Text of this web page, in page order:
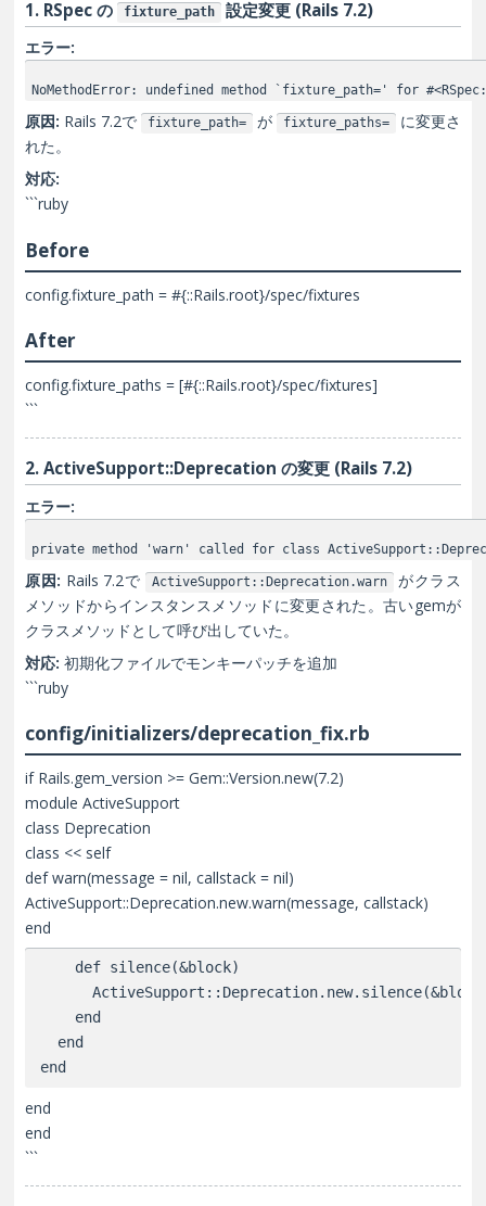
1. RSpec の fixture_path 設定変更 (Rails 7.2)
エラー:
NoMethodError: undefined method `fixture_path=' for
原因: Rails 7.2で fixture_path= が fixture_paths=
に変更さ
れた。
対応:
```ruby
Before
config.fixture_path = #{::Rails.root}/spec/fixtures
After
config.fixture_paths = [#{::Rails.root}/spec/fixtures]
```
2. ActiveSupport::Deprecation の変更 (Rails 7.2)
エラー:
private method 'warn' called for class
原因: Rails 7.2で ActiveSupport::Deprecation.warn がクラス
メソッドからインスタンスメソッドに変更された。古いgemが
クラスメソッドとして呼び出していた。
対応: 初期化ファイルでモンキーパッチを追加
```ruby
config/initializers/deprecation_fix.rb
if Rails.gem_version >= Gem::Version.new(7.2)
module ActiveSupport
class Deprecation
class << self
def warn(message = nil, callstack = nil)
ActiveSupport::Deprecation.new.warn(message, callstack)
end
    def silence(&block)
    end
  end
end
end
```